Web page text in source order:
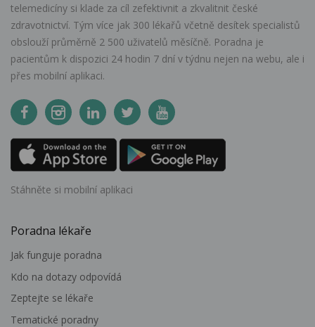
telemedicíny si klade za cíl zefektivnit a zkvalitnit české
zdravotnictví. Tým více jak 300 lékařů včetně desítek specialistů
obslouží průměrně 2 500 uživatelů měsíčně. Poradna je
pacientům k dispozici 24 hodin 7 dní v týdnu nejen na webu, ale i
přes mobilní aplikaci.
Stáhněte si mobilní aplikaci
Poradna lékaře
Jak funguje poradna
Kdo na dotazy odpovídá
Zeptejte se lékaře
Tematické poradny